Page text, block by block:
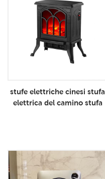
Leggi Di Più
stufe elettriche cinesi stufa
elettrica del camino stufa
Leggi Di Più